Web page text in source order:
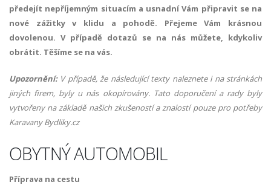
předejít nepříjemným situacím a usnadní Vám připravit se na
nové zážitky v klidu a pohodě. Přejeme Vám krásnou
dovolenou. V případě dotazů se na nás můžete, kdykoliv
obrátit. Těšíme se na vás.
Upozornění:V případě, že následující texty naleznete i na stránkách
jiných firem, byly u nás okopírovány. Tato doporučení a rady byly
vytvořeny na základě našich zkušeností a znalostí pouze pro potřeby
Karavany Bydliky.cz
OBYTNÝ AUTOMOBIL
Příprava na cestu